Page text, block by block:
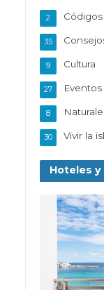
2
35
Cultura
9
Eventos
27
8
Vivir la
30
Hoteles y